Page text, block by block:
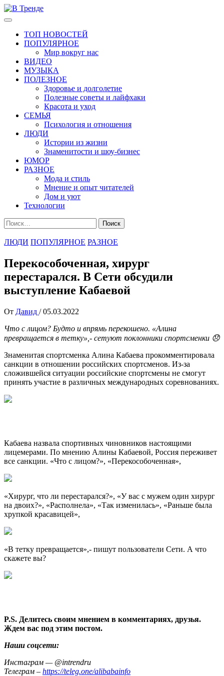
Перейти
к
Основное
ТОП НОВОСТЕЙ
ПОПУЛЯРНОЕ
Мир вокруг нас
ВИДЕО
МУЗЫКА
ПОЛЕЗНОЕ
Здоровье и долголетие
Полезные советы и лайфхаки
Красота и уход
СЕМЬЯ
Психология и отношения
ЛЮДИ
Истории из жизни
Знаменитости и шоу-бизнес
ЮМОР
РАЗНОЕ
Мода и стиль
Мнение и опыт читателей
Дом и уют
Технологии
Найти:
ЛЮДИ ПОПУЛЯРНОЕ РАЗНОЕ
Перекособоченная, хирург
перестарался. В Сети обсудили
выступление Кабаевой
От Давид / 05.03.2022
Что с лицом? Будто и впрямь перекошено. «Алина
превращается в тетку»,- сетуют поклонники спортсменки 😞
Знаменитая спортсменка Алина Кабаева прокомментировала
санкции в отношении российских спортсменов. Из-за
сложившейся ситуации российские спортсмены не смогут
принять участие в различных международных соревнованиях.
Кабаева назвала спортивных чиновников настоящими
лицемерами. По мнению Алины Кабаевой, Россия переживет
все санкции. «Что с лицом?», «Перекособоченная»,
«Хирург, что ли перестарался?», «У вас с мужем один хирург
на двоих?», «Располнела», «Так изменилась», «Раньше была
хрупкой красавицей»,
«В тетку превращается»,- пишут пользователи Сети. А что
скажете вы?
P.S. Делитесь своим мнением в комментариях, друзья.
Ждем вас под этим постом.
Наши соцсети:
Инстаграм — @intrendru
Телеграм – https://teleg.one/alibabainfo